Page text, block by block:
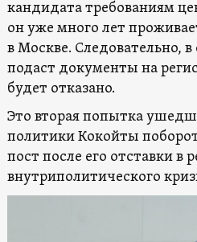
кандидата требованиям
он уже много лет
в Москве. Следовательно,
подаст документы на
будет отказано.
Это вторая попытка
политики Кокойты
пост после его отставки в
внутриполитического